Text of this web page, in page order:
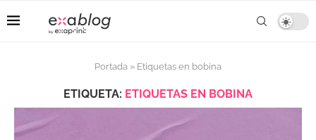
Portada » Etiquetas en bobina
ETIQUETA: ETIQUETAS EN BOBINA